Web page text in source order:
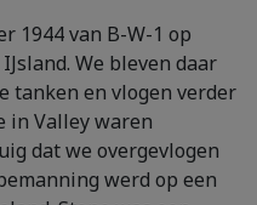
1944 van B-W-1 op
We bleven daar
tanken en vlogen verder
in Valley waren
dat we overgevlogen
werd op een